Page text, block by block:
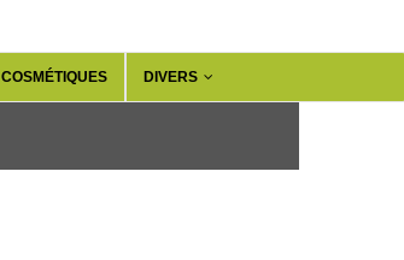
COSMÉTIQUES DIVERS